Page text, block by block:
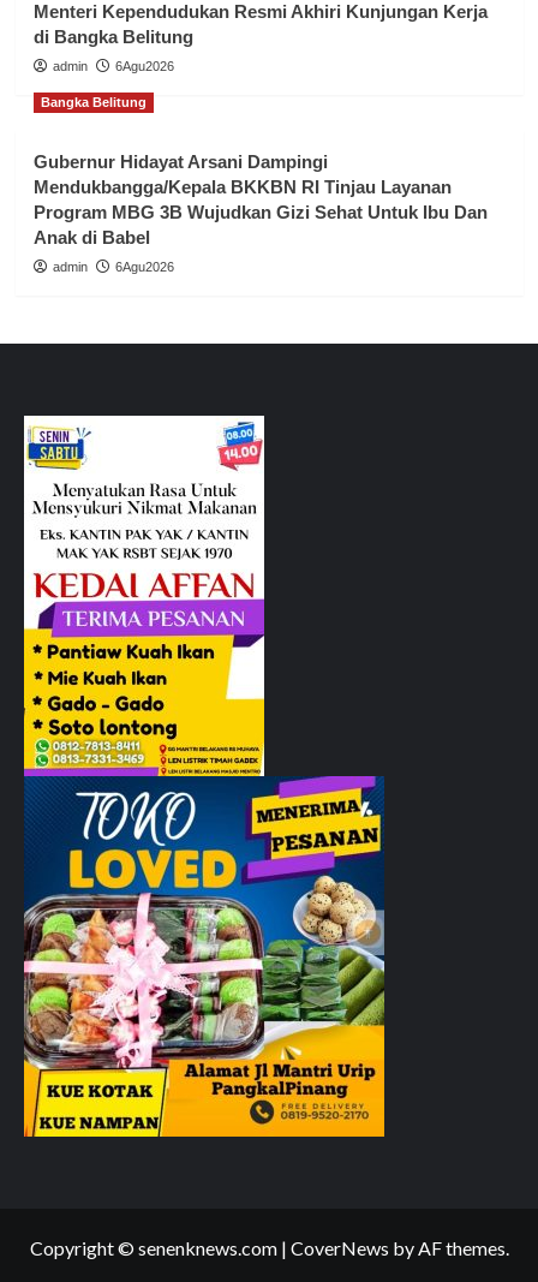
Menteri Kependudukan Resmi Akhiri Kunjungan Kerja
di Bangka Belitung
admin 6Agu2026
Bangka Belitung
Gubernur Hidayat Arsani Dampingi
Mendukbangga/Kepala BKKBN RI Tinjau Layanan
Program MBG 3B Wujudkan Gizi Sehat Untuk Ibu Dan
Anak di Babel
admin 6Agu2026
Copyright © senenknews.com | CoverNews by AF themes.